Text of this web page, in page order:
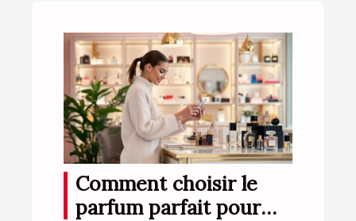
Comment choisir le
parfum parfait pour